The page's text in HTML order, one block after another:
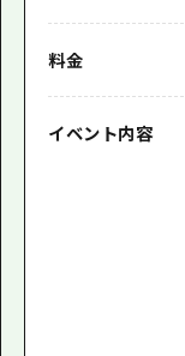
料金
イベント内容